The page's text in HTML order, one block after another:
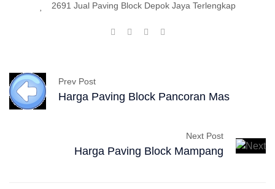
2691 Jual Paving Block Depok Jaya Terlengkap
Prev Post
Harga Paving Block Pancoran Mas
Next Post
Harga Paving Block Mampang